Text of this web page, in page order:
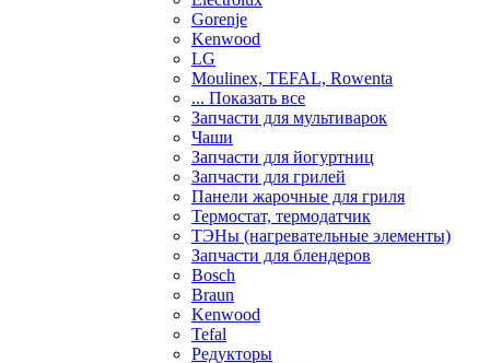
Gorenje
Kenwood
LG
Moulinex, TEFAL, Rowenta
... Показать все
Запчасти для мультиварок
Чаши
Запчасти для йогуртниц
Запчасти для грилей
Панели жарочные для гриля
Термостат, термодатчик
ТЭНы (нагревательные элементы)
Запчасти для блендеров
Bosch
Braun
Kenwood
Tefal
Редукторы